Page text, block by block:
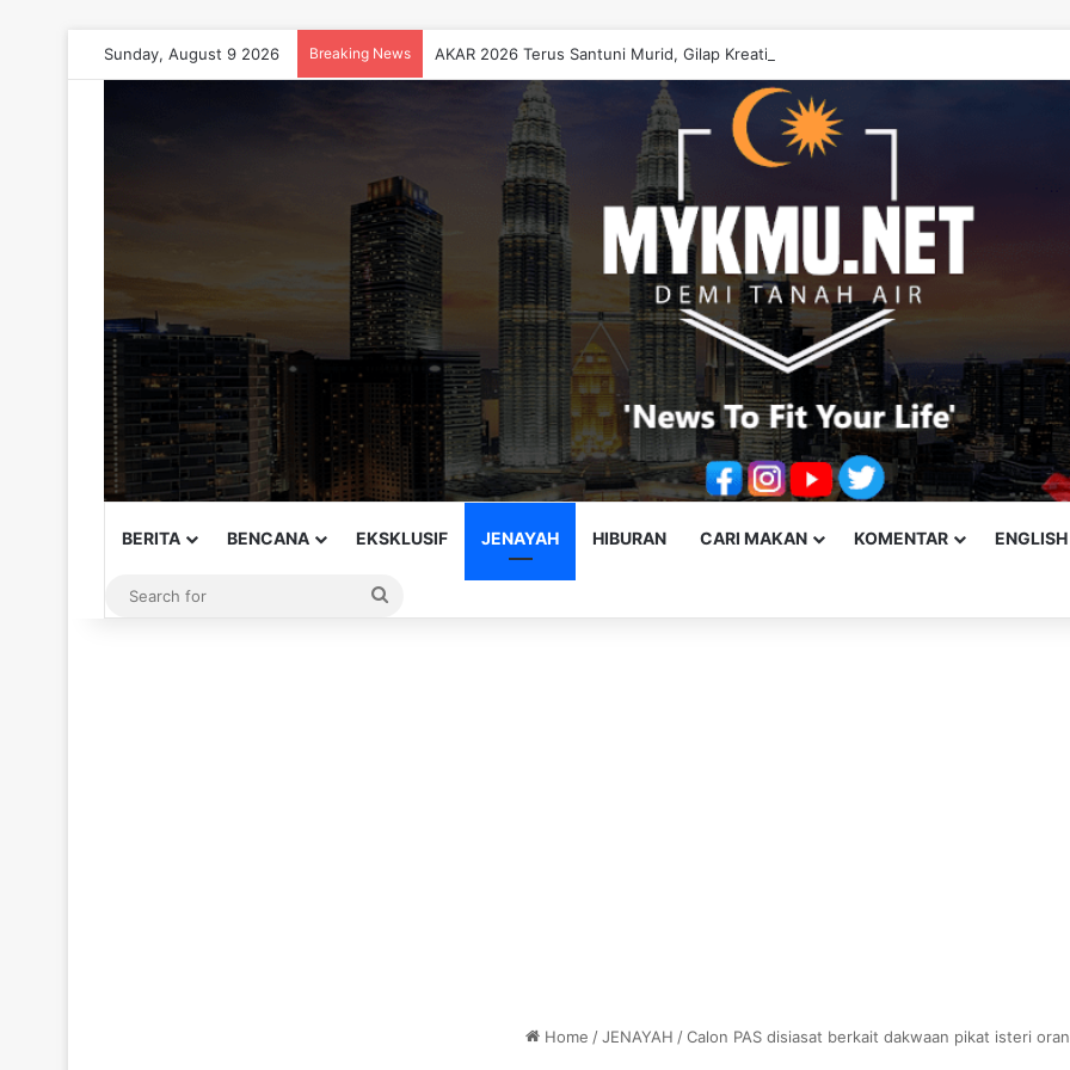
Sunday, August 9 2026 Breaking News AKAR 2026 Terus Santuni Murid, Gilap Kreativiti Generasi Muda
BERITA BENCANA EKSKLUSIF JENAYAH HIBURAN CARI MAKAN KOMENTAR
Home /JENAYAH /Calon PAS disiasat berkait dakwaan pikat isteri